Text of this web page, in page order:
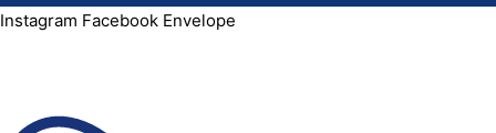
Instagram Facebook Envelope